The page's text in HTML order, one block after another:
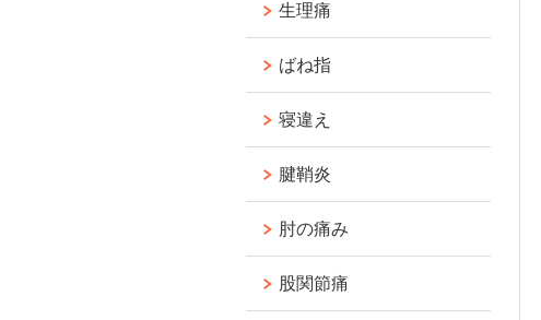
生理痛
ばね指
寝違え
腱鞘炎
肘の痛み
股関節痛